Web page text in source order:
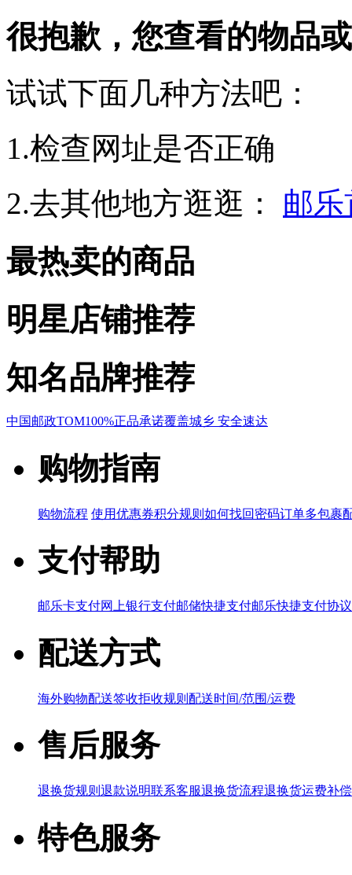
很抱歉，您查看的物品
试试下面几种方法吧：
1.检查网址是否正确
2.去其他地方逛逛：
邮
最热卖的商品
明星店铺推荐
知名品牌推荐
中国邮政TOM100%正品承诺覆盖城乡 安全速达
购物指南
购物流程 使用优惠券积分规则 如何找回密码订单多包裹
支付帮助
邮乐卡支付网上银行支付邮储快捷支付邮乐快捷支付协议
配送方式
海外购物配送签收拒收规则 配送时间/范围/运费
售后服务
退换货规则 退款说明联系客服退换货流程退换货运费补
特色服务